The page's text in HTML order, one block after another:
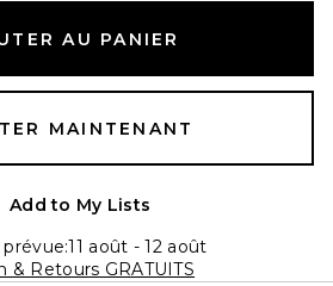
AU PANIER
MAINTENANT
Add to My Lists
prévue:11 août - 12 août
& Retours GRATUITS